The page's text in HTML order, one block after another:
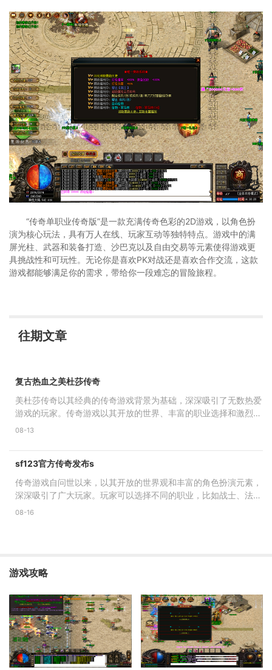
“传奇单职业传奇版”是一款充满传奇色彩的2D游戏，以角色扮
演为核心玩法，具有万人在线、玩家互动等独特特点。游戏中的满
屏光柱、武器和装备打造、沙巴克以及自由交易等元素使得游戏更
具挑战性和可玩性。无论你是喜欢PK对战还是喜欢合作交流，这款
游戏都能够满足你的需求，带给你一段难忘的冒险旅程。
往期文章
复古热血之美杜莎传奇
美杜莎传奇以其经典的传奇游戏背景为基础，深深吸引了无数热爱
游戏的玩家。传奇游戏以其开放的世界、丰富的职业选择和激烈的
战斗场景著称。在这个
08-13
sf123官方传奇发布s
传奇游戏自问世以来，以其开放的世界观和丰富的角色扮演元素，
深深吸引了广大玩家。玩家可以选择不同的职业，比如战士、法师
和道士，每个职业都有
08-16
游戏攻略